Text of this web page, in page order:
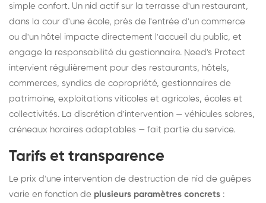
simple confort. Un nid actif sur la terrasse d'un restaurant,
dans la cour d'une école, près de l'entrée d'un commerce
ou d'un hôtel impacte directement l'accueil du public, et
engage la responsabilité du gestionnaire. Need's Protect
intervient régulièrement pour des restaurants, hôtels,
commerces, syndics de copropriété, gestionnaires de
patrimoine, exploitations viticoles et agricoles, écoles et
collectivités. La discrétion d'intervention — véhicules sobres,
créneaux horaires adaptables — fait partie du service.
Tarifs et transparence
Le prix d'une intervention de destruction de nid de guêpes
varie en fonction de plusieurs paramètres concrets :